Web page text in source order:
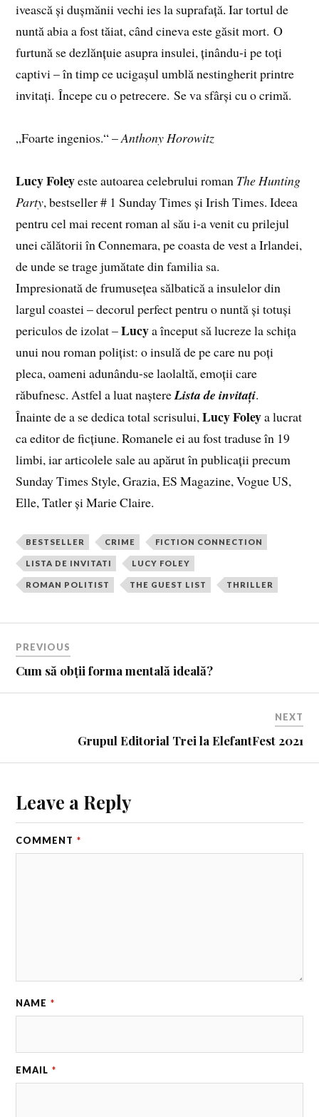
ivească și dușmănii vechi ies la suprafață. Iar tortul de
nuntă abia a fost tăiat, când cineva este găsit mort. O
furtună se dezlănțuie asupra insulei, ținându-i pe toți
captivi – în timp ce ucigașul umblă nestingherit printre
invitați. Începe cu o petrecere. Se va sfârși cu o crimă.
„Foarte ingenios.“ –Anthony Horowitz
Lucy Foleyeste autoarea celebrului roman The Hunting
Party, bestseller # 1 Sunday Times și Irish Times. Ideea
pentru cel mai recent roman al său i-a venit cu prilejul
unei călătorii în Connemara, pe coasta de vest a Irlandei,
de unde se trage jumătate din familia sa.
Impresionată de frumusețea sălbatică a insulelor din
largul coastei – decorul perfect pentru o nuntă și totuși
periculos de izolat –Lucya început să lucreze la schița
unui nou roman polițist: o insulă de pe care nu poți
pleca, oameni adunându-se laolaltă, emoții care
răbufnesc. Astfel a luat naștereLista de invitați.
Înainte de a se dedica total scrisului,Lucy Foleya lucrat
ca editor de ficțiune. Romanele ei au fost traduse în 19
limbi, iar articolele sale au apărut în publicații precum
Sunday Times Style, Grazia, ES Magazine, Vogue US,
Elle, Tatler și Marie Claire.
BESTSELLER CRIME FICTION CONNECTION
LISTA DE INVITATI LUCY FOLEY
ROMAN POLITIST THE GUEST LIST THRILLER
PREVIOUS
Cum să obții forma mentală ideală?
NEXT
Grupul Editorial Trei la ElefantFest 2021
Leave a Reply
COMMENT *
NAME *
EMAIL *